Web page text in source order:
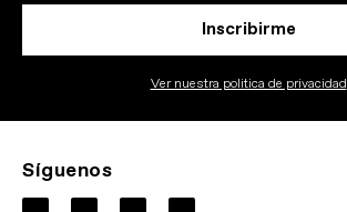
Inscribirme
Ver nuestra politica de privacidad
Síguenos